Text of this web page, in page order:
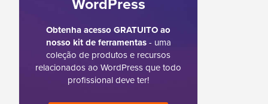
Obtenha acesso GRATUITO ao
nosso kit de ferramentas- uma
coleção de produtos e recursos
relacionados ao WordPress que todo
profissional deve ter!